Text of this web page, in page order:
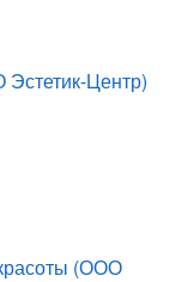
Центр)
(ООО